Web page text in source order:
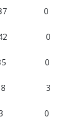
37 0
42 0
35 0
18 3
23 0